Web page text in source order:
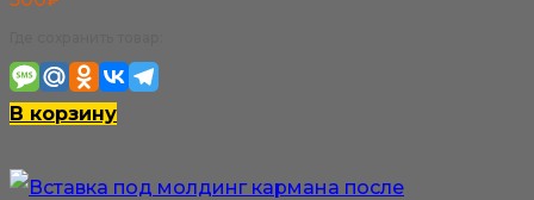
В корзину